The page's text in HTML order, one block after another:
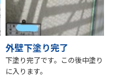
外壁下塗り完了
下塗り完了です。この後中塗り
に入ります。